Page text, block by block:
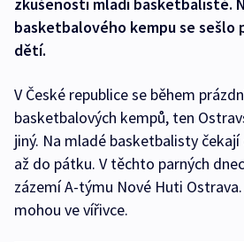
zkušenosti mladí basketbalisté.
basketbalového kempu se sešlo
dětí.
V České republice se během
basketbalových kempů, ten
jiný. Na mladé basketbalisty
až do pátku. V těchto parných
zázemí A-týmu Nové Huti
mohou ve vířivce.